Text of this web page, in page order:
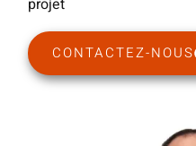
CONTACTEZ-NOUS